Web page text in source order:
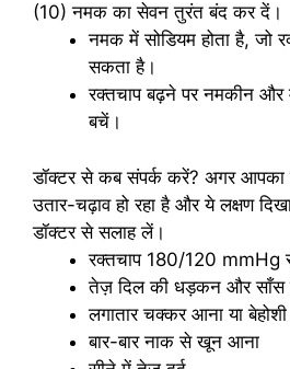
(10) नमक का सेवन तुरंत बंद कर दें।
नमक में सोडियम होता है, जो
सकता है।
रक्तचाप बढ़ने पर नमकीन और
बचें।
डॉक्टर से कब संपर्क करें? अगर आपका
उतार-चढ़ाव हो रहा है और ये लक्षण
डॉक्टर से सलाह लें।
रक्तचाप 180/120 mmHg
तेज़ दिल की धड़कन और
लगातार चक्कर आना या
बार-बार नाक से खून आना